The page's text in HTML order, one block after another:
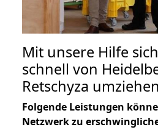
Mit unsere Hilfe
schnell von
Retschyza umziehen
Folgende Leistungen
Netzwerk zu